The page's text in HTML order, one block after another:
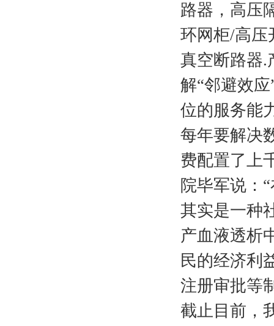
路器，高压
环网柜/高压
真空断路器.
解“邻避效
位的服务能
每年要解决
费配置了上
院毕军说：
其实是一种
产血液透析
民的经济利
注册审批等
截止目前，